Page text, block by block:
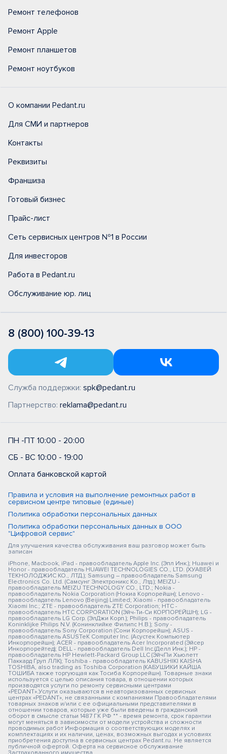
Ремонт телефонов
Ремонт Apple
Ремонт планшетов
Ремонт ноутбуков
О компании Pedant.ru
Для СМИ и партнеров
Контакты
Реквизиты
Франшиза
Готовый бизнес
Прайс-лист
Сеть сервисных центров №1 в России
Для инвесторов
Работа в Pedant.ru
Обслуживание юр. лиц
8 (800) 100-39-13
Служба поддержки: spk@pedant.ru
Партнерство: reklama@pedant.ru
ПН -ПТ 10:00 - 20:00
СБ - ВС 10:00 - 19:00
Оплата банковской картой
Правила и условия на выполнение ремонтных работ в
сервисном центре типовые (единые)
Политика обработки персональных данных
Политика обработки персональных данных в ООО
"Цифровой сервис"
Для улучшения качества обслуживания ваш разговор может быть
записан
iPhone, Macbook, iPad - правообладатель Apple Inc. (Эпл Инк.); Huawei и
Honor - правообладатель HUAWEI TECHNOLOGIES CO., LTD. (ХУАВЕЙ
ТЕКНОЛОДЖИС КО., ЛТД.); Samsung – правообладатель Samsung
Electronics Co. Ltd. (Самсунг Электроникс Ко., Лтд.); MEIZU -
правообладатель MEIZU TECHNOLOGY CO., LTD.; Nokia -
правообладатель Nokia Corporation (Нокиа Корпорейшн); Lenovo -
правообладатель Lenovo (Beijing) Limited; Xiaomi - правообладатель
Xiaomi Inc.; ZTE - правообладатель ZTE Corporation; HTC -
правообладатель HTC CORPORATION (Эйч-Ти-Си КОРПОРЕЙШН); LG -
правообладатель LG Corp. (ЭлДжи Корп.); Philips - правообладатель
Koninklijke Philips N.V. (Конинклийке Филипс Н.В.); Sony -
правообладатель Sony Corporation (Сони Корпорейшн); ASUS -
правообладатель ASUSTeK Computer Inc. (Асустек Компьютер
Инкорпорейшн); ACER - правообладатель Acer Incorporated (Эйсер
Инкорпорейтед); DELL - правообладатель Dell Inc.(Делл Инк.); HP -
правообладатель HP Hewlett-Packard Group LLC (ЭйчПи Хьюлетт
Паккард Груп ЛЛК); Toshiba - правообладатель KABUSHIKI KAISHA
TOSHIBA, also trading as Toshiba Corporation (КАБУШИКИ КАЙША
ТОШИБА также торгующая как Тосиба Корпорейшн). Товарные знаки
используется с целью описания товара, в отношении которых
производятся услуги по ремонту сервисными центрами
«PEDANT».Услуги оказываются в неавторизованных сервисных
центрах «PEDANT», не связанными с компаниями Правообладателями
товарных знаков и/или с ее официальными представителями в
отношении товаров, которые уже были введены в гражданский
оборот в смысле статьи 1487 ГК РФ ** - время ремонта, срок гарантии
могут меняться в зависимости от модели устройства и сложности
проводимых работ Информация о соответствующих моделях и
комплектациях и их наличии, ценах, возможных выгодах и условиях
приобретения доступна в сервисных центрах Pedant.ru. Не является
публичной офертой. Оферта на сервисное обслуживание